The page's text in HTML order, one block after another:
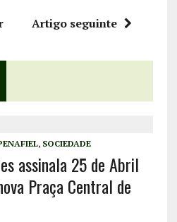
Artigo seguinte
, SOCIEDADE
assinala 25 de Abril
Praça Central de